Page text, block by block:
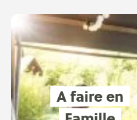
A faire en